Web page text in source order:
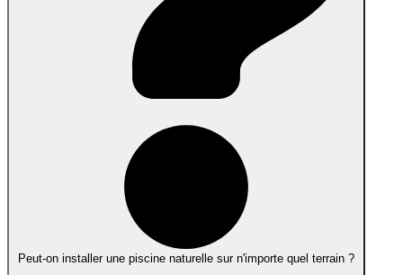
Peut-on installer une piscine naturelle sur n'importe quel terrain ?